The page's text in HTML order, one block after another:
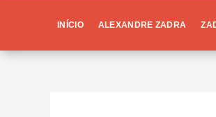
INÍCIO ALEXANDRE ZADRA